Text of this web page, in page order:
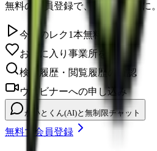
無料の会員登録で、さらに便利に。
今日のレク1本無料視聴
お気に入り事業所を保存
検索履歴・閲覧履歴の確認
ウェビナーへの申し込み
かいとくん(AI)と無制限チャット
無料で会員登録